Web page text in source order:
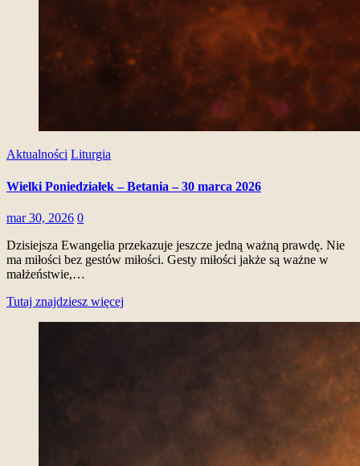
Aktualności Liturgia
Wielki Poniedziałek – Betania – 30 marca 2026
mar 30, 2026 0
Dzisiejsza Ewangelia przekazuje jeszcze jedną ważną prawdę. Nie
ma miłości bez gestów miłości. Gesty miłości jakże są ważne w
małżeństwie,…
Tutaj znajdziesz więcej